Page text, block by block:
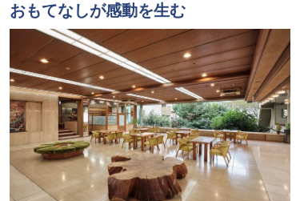
おもてなしが感動を生む